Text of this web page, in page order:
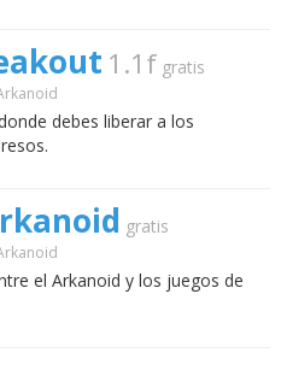
1.1f gratis
debes liberar a los
gratis
el Arkanoid y los juegos de